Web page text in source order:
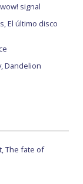
signal
El último disco
Dandelion
The fate of